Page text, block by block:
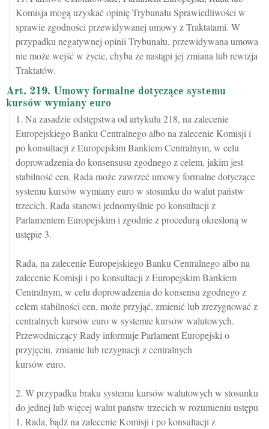
Komisja mogą uzyskać opinię Trybunału Sprawiedliwości w
sprawie zgodności przewidywanej umowy z Traktatami. W
przypadku negatywnej opinii Trybunału, przewidywana umowa
nie może wejść w życie, chyba że nastąpi jej zmiana lub rewizja
Traktatów.
Art. 219. Umowy formalne dotyczące systemu
kursów wymiany euro
1. Na zasadzie odstępstwa od artykułu 218, na zalecenie
Europejskiego Banku Centralnego albo na zalecenie Komisji i
po konsultacji z Europejskim Bankiem Centralnym, w celu
doprowadzenia do konsensusu zgodnego z celem, jakim jest
stabilność cen, Rada może zawrzeć umowy formalne dotyczące
systemu kursów wymiany euro w stosunku do walut państw
trzecich. Rada stanowi jednomyślnie po konsultacji z
Parlamentem Europejskim i zgodnie z procedurą określoną w
ustępie 3.
Rada, na zalecenie Europejskiego Banku Centralnego albo na
zalecenie Komisji i po konsultacji z Europejskim Bankiem
Centralnym, w celu doprowadzenia do konsensu zgodnego z
celem stabilności cen, może przyjąć, zmienić lub zrezygnować z
centralnych kursów euro w systemie kursów walutowych.
Przewodniczący Rady informuje Parlament Europejski o
przyjęciu, zmianie lub rezygnacji z centralnych
kursów euro.
2. W przypadku braku systemu kursów walutowych w stosunku
do jednej lub więcej walut państw trzecich w rozumieniu ustępu
1, Rada, bądź na zalecenie Komisji i po konsultacji z